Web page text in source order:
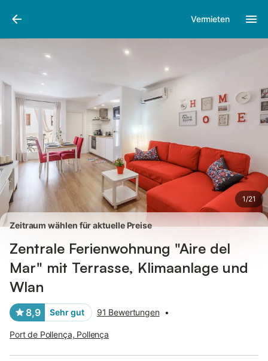
Vermieten
1/21
Bilder
Zeitraum wählen für aktuelle Preise
Zentrale Ferienwohnung "Aire del
Mar" mit Terrasse, Klimaanlage und
Wlan
8,9 Sehr gut 91 Bewertungen •
Port de Pollença, Pollença